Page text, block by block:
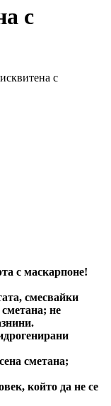
с
с
с маскарпоне!
смесвайки
не
сметана;
който да не се